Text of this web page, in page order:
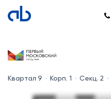
Квартал 9 Корп. 1 Секц. 2